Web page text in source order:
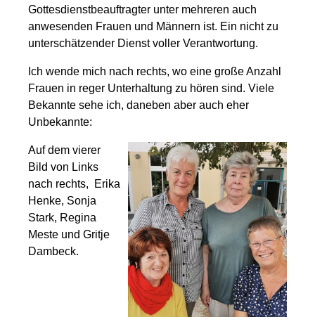
Gottesdienstbeauftragter unter mehreren auch
anwesenden Frauen und Männern ist. Ein nicht zu
unterschätzender Dienst voller Verantwortung.
Ich wende mich nach rechts, wo eine große Anzahl
Frauen in reger Unterhaltung zu hören sind. Viele
Bekannte sehe ich, daneben aber auch eher
Unbekannte:
Auf dem vierer
Bild von Links
nach rechts, Erika
Henke, Sonja
Stark, Regina
Meste und Gritje
Dambeck.